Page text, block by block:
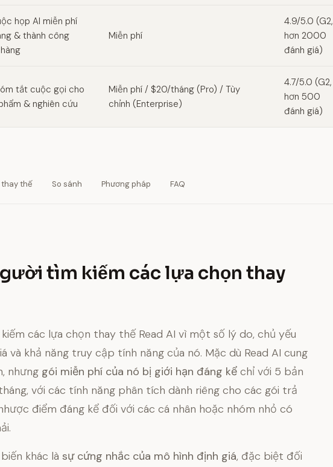
họp AI miễn phí
& thành công
Miễn phí
4.9/5.0 (G2,
hơn 2000
đánh giá)
tắt cuộc gọi cho
& nghiên cứu
Miễn phí / $20/tháng (Pro) / Tùy
chỉnh (Enterprise)
4.7/5.0 (G2,
hơn 500
đánh giá)
thế So sánh Phương pháp FAQ
tìm kiếm các lựa chọn thay
các lựa chọn thay thế Read AI vì một số lý do, chủ yếu
và khả năng truy cập tính năng của nó. Mặc dù Read AI cung
nhưng gói miễn phí của nó bị giới hạn đáng kể chỉ với 5 bản
với các tính năng phân tích dành riêng cho các gói trả
điểm đáng kể đối với các cá nhân hoặc nhóm nhỏ có
khác là sự cứng nhắc của mô hình định giá, đặc biệt đối